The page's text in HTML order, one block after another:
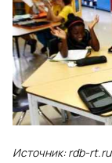
Источник: rdb-rt.ru